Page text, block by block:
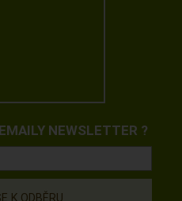
NEWSLETTER ?